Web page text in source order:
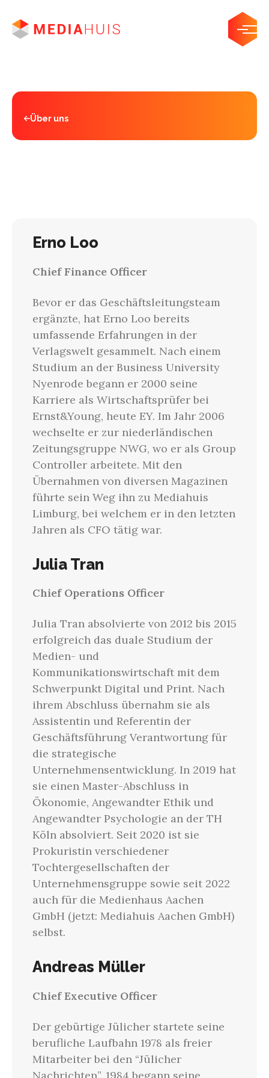
Über uns
Erno Loo
Chief Finance Officer
Bevor er das Geschäftsleitungsteam
ergänzte, hat Erno Loo bereits
umfassende Erfahrungen in der
Verlagswelt gesammelt. Nach einem
Studium an der Business University
Nyenrode begann er 2000 seine
Karriere als Wirtschaftsprüfer bei
Ernst&Young, heute EY. Im Jahr 2006
wechselte er zur niederländischen
Zeitungsgruppe NWG, wo er als Group
Controller arbeitete. Mit den
Übernahmen von diversen Magazinen
führte sein Weg ihn zu Mediahuis
Limburg, bei welchem er in den letzten
Jahren als CFO tätig war.
Julia Tran
Chief Operations Officer
Julia Tran absolvierte von 2012 bis 2015
erfolgreich das duale Studium der
Medien- und
Kommunikationswirtschaft mit dem
Schwerpunkt Digital und Print. Nach
ihrem Abschluss übernahm sie als
Assistentin und Referentin der
Geschäftsführung Verantwortung für
die strategische
Unternehmensentwicklung. In 2019 hat
sie einen Master-Abschluss in
Ökonomie, Angewandter Ethik und
Angewandter Psychologie an der TH
Köln absolviert. Seit 2020 ist sie
Prokuristin verschiedener
Tochtergesellschaften der
Unternehmensgruppe sowie seit 2022
auch für die Medienhaus Aachen
GmbH (jetzt: Mediahuis Aachen GmbH)
selbst.
Andreas Müller
Chief Executive Officer
Der gebürtige Jülicher startete seine
berufliche Laufbahn 1978 als freier
Mitarbeiter bei den “Jülicher
Nachrichten”. 1984 begann seine